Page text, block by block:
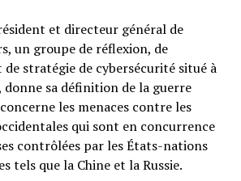
et directeur général de
un groupe de réflexion, de
stratégie de cybersécurité situé à
donne sa définition de la guerre
les menaces contre les
qui sont en concurrence
contrôlées par les États-nations
tels que la Chine et la Russie.